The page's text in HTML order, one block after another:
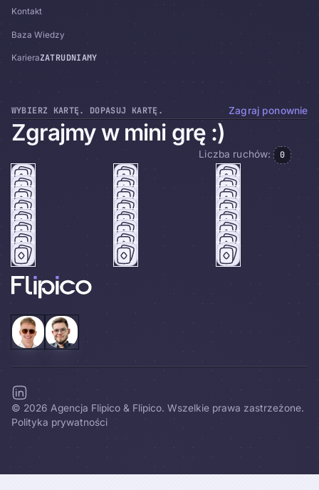
Kontakt
Baza Wiedzy
KarieraZATRUDNIAMY
WYBIERZ KARTĘ. DOPASUJ KARTĘ. Zagraj ponownie
Zgrajmy w mini grę :)
Liczba ruchów: 0
© 2026 Agencja Flipico & Flipico. Wszelkie prawa zastrzeżone.
Polityka prywatności